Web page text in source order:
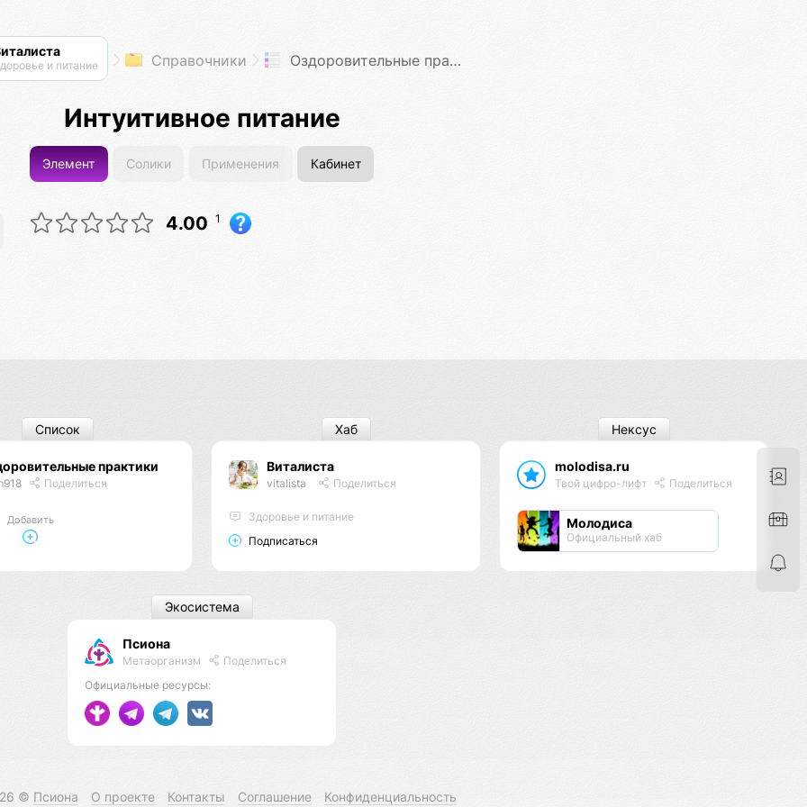
и питание Справочники Оздоровительные практики
Интуитивное питание
Элемент Солики Применения Кабинет
4.00 1
практики
Поделиться
Добавить
Список
Виталиста
vitalista Поделиться
Здоровье и питание
Подписаться
Хаб
molodisa.ru
Твой цифро-лифт Поделиться
Молодиса
Официальный хаб
Нексус
Псиона
Метаорганизм
Поделиться
Официальные ресурсы:
Экосистема
© Псиона О проекте Контакты Соглашение Конфиденциальность